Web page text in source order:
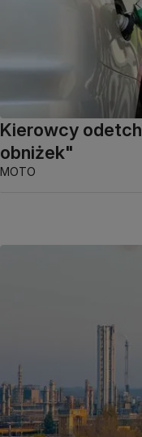
Kierowcy
obniżek"
MOTO